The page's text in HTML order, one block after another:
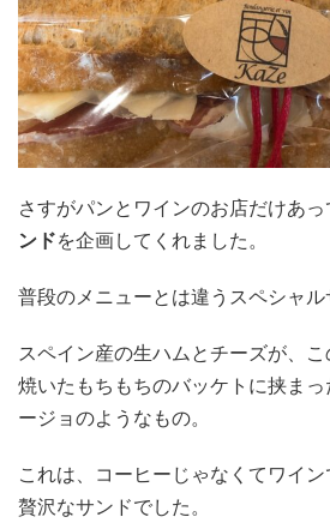
さすがパンとワインのお店だけあ
ンドを企画してくれました。
普段のメニューとは違うスペシャル
スペイン産の生ハムとチーズが、
焼いたもちもちのバッケトに挟ま
ージョのようなもの。
これは、コーヒーじゃなくてワイ
贅沢なサンドでした。